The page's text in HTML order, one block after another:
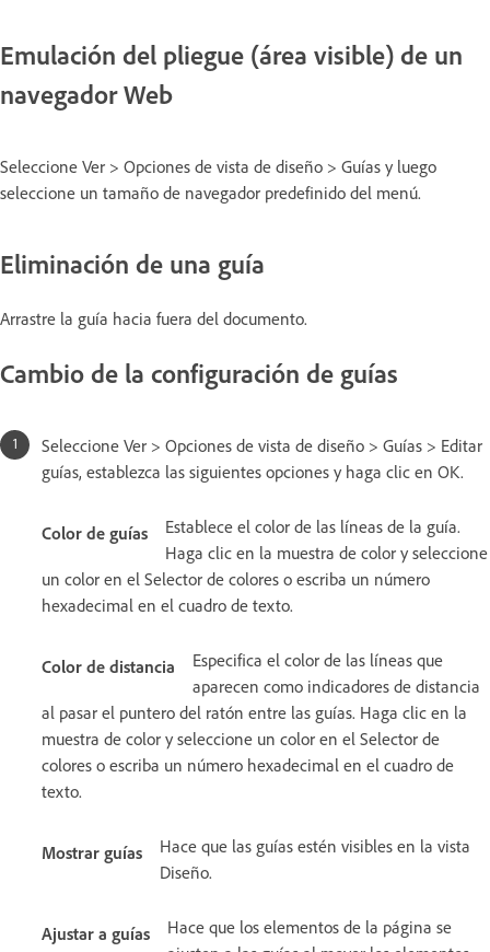
Emulación del pliegue (área visible) de un
navegador Web
Seleccione Ver > Opciones de vista de diseño > Guías y luego
seleccione un tamaño de navegador predefinido del menú.
Eliminación de una guía
Arrastre la guía hacia fuera del documento.
Cambio de la configuración de guías
Seleccione Ver > Opciones de vista de diseño > Guías > Editar
guías, establezca las siguientes opciones y haga clic en OK.
Color de guías
Establece el color de las líneas de la guía.
Haga clic en la muestra de color y seleccione
un color en el Selector de colores o escriba un número
hexadecimal en el cuadro de texto.
Color de distancia
Especifica el color de las líneas que
aparecen como indicadores de distancia
al pasar el puntero del ratón entre las guías. Haga clic en la
muestra de color y seleccione un color en el Selector de
colores o escriba un número hexadecimal en el cuadro de
texto.
Mostrar guías
Hace que las guías estén visibles en la vista
Diseño.
Ajustar a guías
Hace que los elementos de la página se